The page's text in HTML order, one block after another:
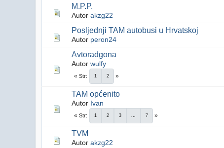
M.P.P.
Autor akzg22
Posljednji TAM autobusi u Hrvatskoj
Autor peron24
Avtoradgona
Autor wulfy
Str 1 2
TAM općenito
Autor Ivan
Str 1 2 3 ... 7
TVM
Autor akzg22